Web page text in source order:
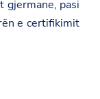
gjermane, pasi
e certifikimit